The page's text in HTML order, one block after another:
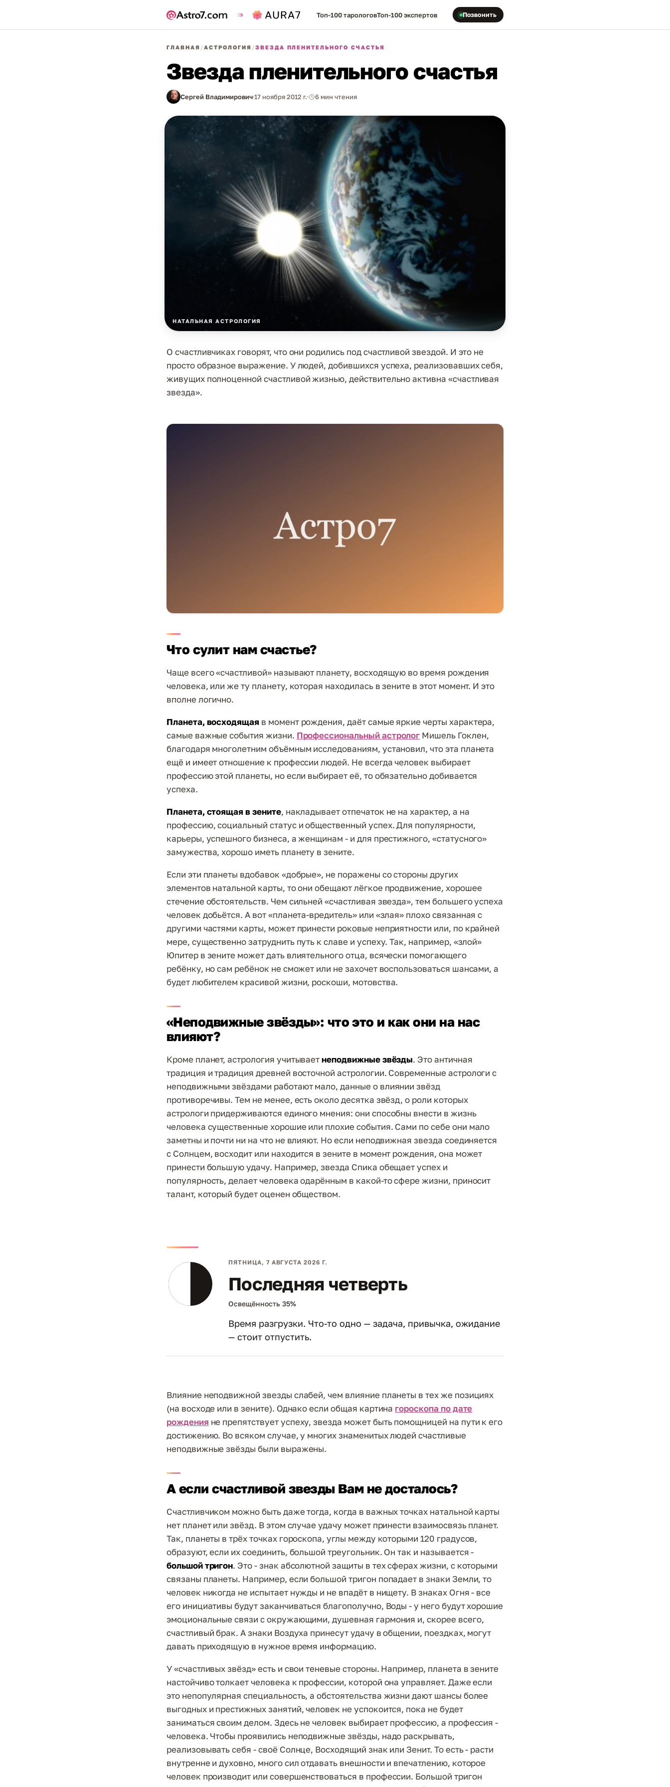
Топ-100 тарологовТоп-100 экспертов Позвонить
ГЛАВНАЯ /АСТРОЛОГИЯ /ЗВЕЗДА ПЛЕНИТЕЛЬНОГО СЧАСТЬЯ
Звезда пленительного счастья
Сергей Владимирович17 ноября 2012 г. 6 мин чтения
НАТАЛЬНАЯ АСТРОЛОГИЯ
О счастливчиках говорят, что они родились под счастливой звездой. И это не
просто образное выражение. У людей, добившихся успеха, реализовавших себя,
живущих полноценной счастливой жизнью, действительно активна «счастливая
звезда».
Что сулит нам счастье?
Чаще всего «счастливой» называют планету, восходящую во время рождения
человека, или же ту планету, которая находилась в зените в этот момент. И это
вполне логично.
Планета, восходящая в момент рождения, даёт самые яркие черты характера,
самые важные события жизни. Профессиональный астролог Мишель Гоклен,
благодаря многолетним объёмным исследованиям, установил, что эта планета
ещё и имеет отношение к профессии людей. Не всегда человек выбирает
профессию этой планеты, но если выбирает её, то обязательно добивается
успеха.
Планета, стоящая в зените, накладывает отпечаток не на характер, а на
профессию, социальный статус и общественный успех. Для популярности,
карьеры, успешного бизнеса, а женщинам - и для престижного, «статусного»
замужества, хорошо иметь планету в зените.
Если эти планеты вдобавок «добрые», не поражены со стороны других
элементов натальной карты, то они обещают лёгкое продвижение, хорошее
стечение обстоятельств. Чем сильней «счастливая звезда», тем большего успеха
человек добьётся. А вот «планета-вредитель» или «злая» плохо связанная с
другими частями карты, может принести роковые неприятности или, по крайней
мере, существенно затруднить путь к славе и успеху. Так, например, «злой»
Юпитер в зените может дать влиятельного отца, всячески помогающего
ребёнку, но сам ребёнок не сможет или не захочет воспользоваться шансами, а
будет любителем красивой жизни, роскоши, мотовства.
«Неподвижные звёзды»: что это и как они на нас
влияют?
Кроме планет, астрология учитываетнеподвижные звёзды. Это античная
традиция и традиция древней восточной астрологии. Современные астрологи с
неподвижными звёздами работают мало, данные о влиянии звёзд
противоречивы. Тем не менее, есть около десятка звёзд, о роли которых
астрологи придерживаются единого мнения: они способны внести в жизнь
человека существенные хорошие или плохие события. Сами по себе они мало
заметны и почти ни на что не влияют. Но если неподвижная звезда соединяется
с Солнцем, восходит или находится в зените в момент рождения, она может
принести большую удачу. Например, звезда Спика обещает успех и
популярность, делает человека одарённым в какой-то сфере жизни, приносит
талант, который будет оценен обществом.
ПЯТНИЦА, 7 АВГУСТА 2026 Г.
Последняя четверть
Освещённость 35%
Время разгрузки. Что-то одно — задача, привычка, ожидание
— стоит отпустить.
Влияние неподвижной звезды слабей, чем влияние планеты в тех же позициях
(на восходе или в зените). Однако если общая картина гороскопа по дате
рождения не препятствует успеху, звезда может быть помощницей на пути к его
достижению. Во всяком случае, у многих знаменитых людей счастливые
неподвижные звёзды были выражены.
А если счастливой звезды Вам не досталось?
Счастливчиком можно быть даже тогда, когда в важных точках натальной карты
нет планет или звёзд. В этом случае удачу может принести взаимосвязь планет.
Так, планеты в трёх точках гороскопа, углы между которыми 120 градусов,
образуют, если их соединить, большой треугольник. Он так и называется -
большой тригон. Это - знак абсолютной защиты в тех сферах жизни, с которыми
связаны планеты. Например, если большой тригон попадает в знаки Земли, то
человек никогда не испытает нужды и не впадёт в нищету. В знаках Огня - все
его инициативы будут заканчиваться благополучно, Воды - у него будут хорошие
эмоциональные связи с окружающими, душевная гармония и, скорее всего,
счастливый брак. А знаки Воздуха принесут удачу в общении, поездках, могут
давать приходящую в нужное время информацию.
У «счастливых звёзд» есть и свои теневые стороны. Например, планета в зените
настойчиво толкает человека к профессии, которой она управляет. Даже если
это непопулярная специальность, а обстоятельства жизни дают шансы более
выгодных и престижных занятий, человек не успокоится, пока не будет
заниматься своим делом. Здесь не человек выбирает профессию, а профессия -
человека. Чтобы проявились неподвижные звёзды, надо раскрывать,
реализовывать себя - своё Солнце, Восходящий знак или Зенит. То есть - расти
внутренне и духовно, много сил отдавать внешности и впечатлению, которое
человек производит или совершенствоваться в профессии. Большой тригон